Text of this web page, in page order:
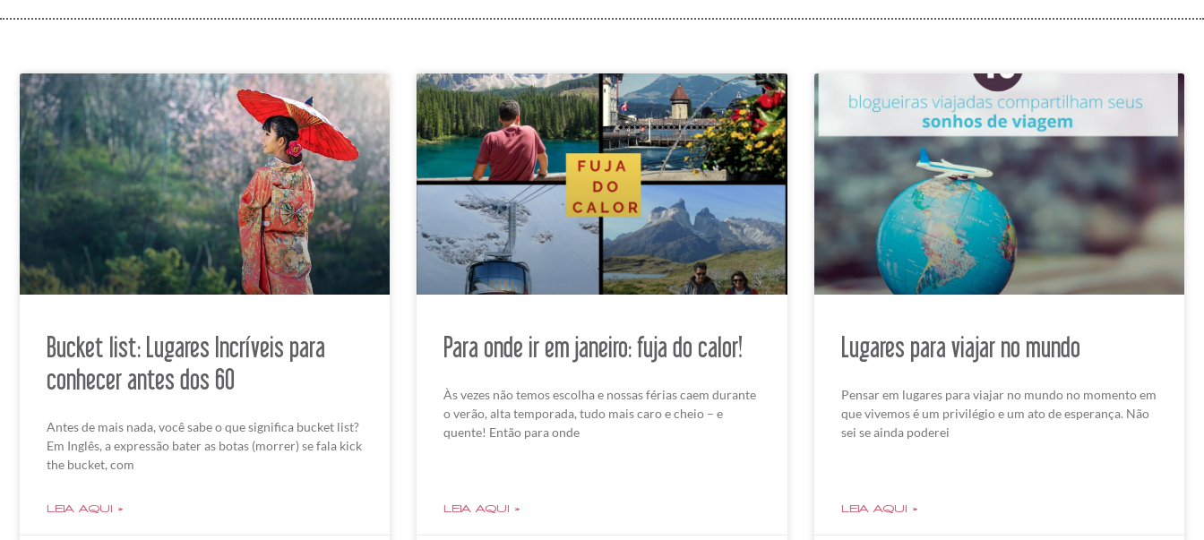
Bucket list: Lugares Incríveis para
conhecer antes dos 60
Antes de mais nada, você sabe o que significa bucket list?
Em Inglês, a expressão bater as botas (morrer) se fala kick
the bucket, com
LEIA AQUI »
Para onde ir em janeiro: fuja do calor!
Às vezes não temos escolha e nossas férias caem durante
o verão, alta temporada, tudo mais caro e cheio – e
quente! Então para onde
LEIA AQUI »
Lugares para viajar no mundo
Pensar em lugares para viajar no mundo no momento em
que vivemos é um privilégio e um ato de esperança. Não
sei se ainda poderei
LEIA AQUI »